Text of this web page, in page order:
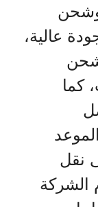
عالية،
كما
نقل
الشركة